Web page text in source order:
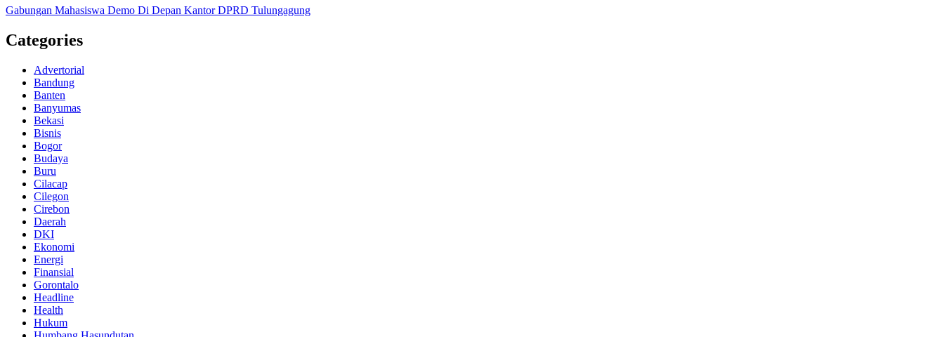
Gabungan Mahasiswa Demo Di Depan Kantor DPRD Tulungagung
Categories
Advertorial
Bandung
Banten
Banyumas
Bekasi
Bisnis
Bogor
Budaya
Buru
Cilacap
Cilegon
Cirebon
Daerah
DKI
Ekonomi
Energi
Finansial
Gorontalo
Headline
Health
Hukum